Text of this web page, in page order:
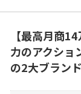
【最高月商
力のアクショ
の2大ブラン